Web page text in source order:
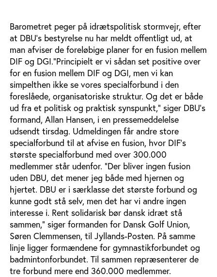
Barometret peger på idrætspolitisk stormvejr, efter
at DBU's bestyrelse nu har meldt offentligt ud, at
man afviser de foreløbige planer for en fusion mellem
DIF og DGI."Principielt er vi sådan set positive over
for en fusion mellem DIF og DGI, men vi kan
simpelthen ikke se vores specialforbund i den
foreslåede, organisatoriske struktur. Og det er både
ud fra et politisk og praktisk synspunkt," siger DBU's
formand, Allan Hansen, i en pressemeddelelse
udsendt tirsdag. Udmeldingen får andre store
specialforbund til at afvise en fusion, hvor DIF's
største specialforbund med over 300.000
medlemmer står udenfor. "Der bliver ingen fusion
uden DBU, det mener jeg både med hjernen og
hjertet. DBU er i særklasse det største forbund og
kunne godt stå selv, men det har vi andre ingen
interesse i. Rent solidarisk bør dansk idræt stå
sammen," siger formanden for Dansk Golf Union,
Søren Clemmensen, til Jyllands-Posten. På samme
linje ligger formændene for gymnastikforbundet og
badmintonforbundet. Til sammen repræsenterer de
tre forbund mere end 360.000 medlemmer.